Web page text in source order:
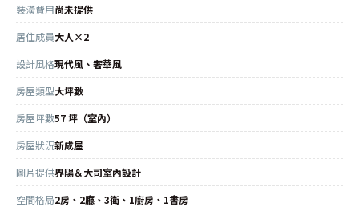
裝潢費用尚未提供
居住成員大人×2
設計風格現代風、奢華風
房屋類型大坪數
房屋坪數57 坪（室內）
房屋狀況新成屋
圖片提供界陽＆大司室內設計
空間格局2房、2廳、3衛、1廚房、1書房